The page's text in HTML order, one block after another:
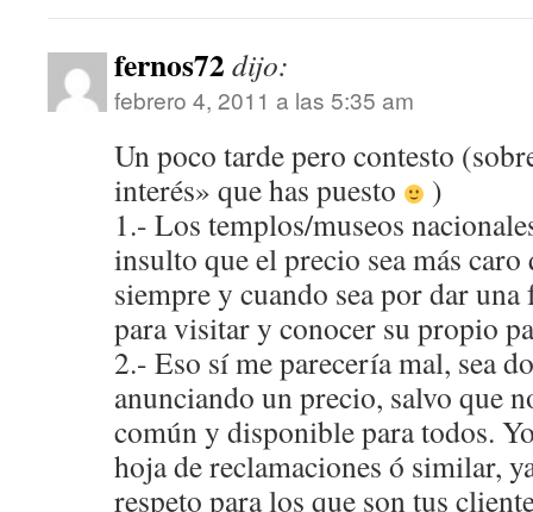
fernos72 dijo:
febrero 4, 2011 a las 5:35 am
Un poco tarde pero contesto
interés» que has puesto
)
1.- Los templos/museos
insulto que el precio sea más caro
siempre y cuando sea por dar
para visitar y conocer su propio
2.- Eso sí me parecería mal, sea
anunciando un precio, salvo que
común y disponible para todos.
hoja de reclamaciones ó similar,
respeto para los que son tus